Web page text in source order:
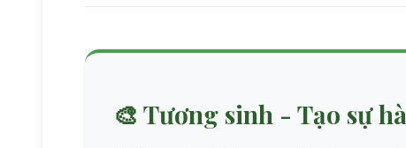
🎨 Tương sinh - Tạo sự